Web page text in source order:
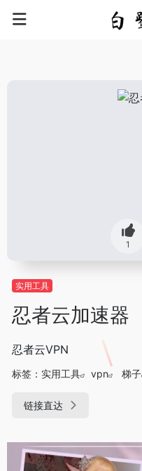
1
实用工具
忍者云加速器
忍者云VPN
标签： 实用工具 vpn 梯子
链接直达